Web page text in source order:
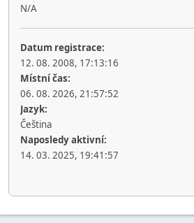
N/A
Datum registrace:
12. 08. 2008, 17:13:16
Místní čas:
06. 08. 2026, 21:57:52
Jazyk:
Čeština
Naposledy aktivní:
14. 03. 2025, 19:41:57